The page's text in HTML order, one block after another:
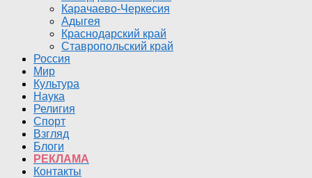
Карачаево-Черкесия
Адыгея
Краснодарский край
Ставропольский край
Россия
Мир
Культура
Наука
Религия
Спорт
Взгляд
Блоги
РЕКЛАМА
Контакты